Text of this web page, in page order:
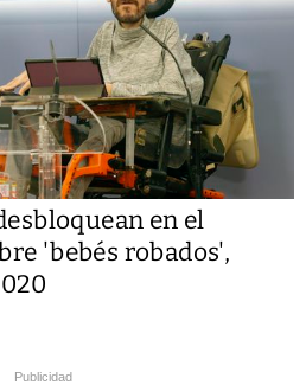
en el
'bebés robados',
Publicidad